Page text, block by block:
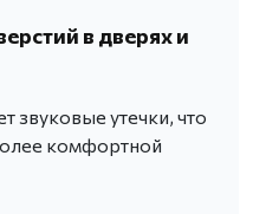
в дверях и
звуковые утечки, что
комфортной